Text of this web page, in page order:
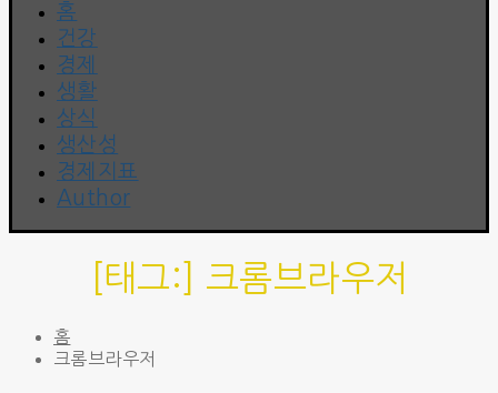
홈
건강
경제
생활
상식
생산성
경제지표
Author
[태그:] 크롬브라우저
홈
크롬브라우저